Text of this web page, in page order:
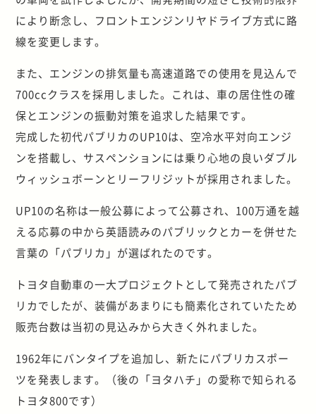
により断念し、フロントエンジンリヤドライブ方式に路
線を変更します。
また、エンジンの排気量も高速道路での使用を見込んで
700ccクラスを採用しました。これは、車の居住性の確
保とエンジンの振動対策を追求した結果です。
完成した初代パブリカのUP10は、空冷水平対向エンジ
ンを搭載し、サスペンションには乗り心地の良いダブル
ウィッシュボーンとリーフリジットが採用されました。
UP10の名称は一般公募によって公募され、100万通を越
える応募の中から英語読みのパブリックとカーを併せた
言葉の「パブリカ」が選ばれたのです。
トヨタ自動車の一大プロジェクトとして発売されたパブ
リカでしたが、装備があまりにも簡素化されていたため
販売台数は当初の見込みから大きく外れました。
1962年にバンタイプを追加し、新たにパブリカスポー
ツを発表します。（後の「ヨタハチ」の愛称で知られる
トヨタ800です）